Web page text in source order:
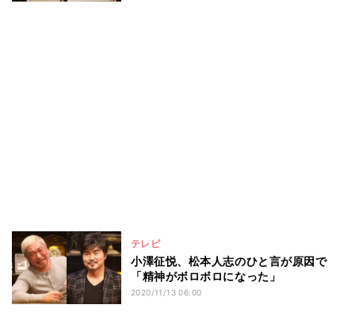
テレビ
小澤征悦、松本人志のひと言が原因で
「精神がボロボロになった」
2020/11/13 06:00